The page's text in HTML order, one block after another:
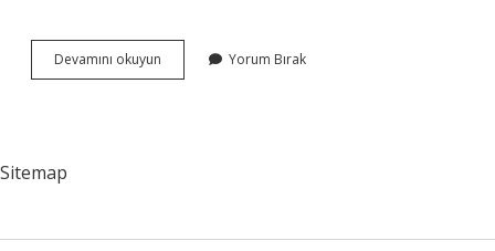
Devamını okuyun Davranışçı
Yaklaşım
Yorum Bırak
Sitemap